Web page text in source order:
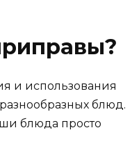
и использования
блюд.
блюда просто